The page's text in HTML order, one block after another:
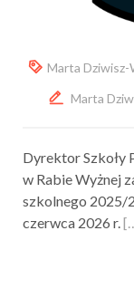
Marta
Marta
Dyrektor Szkoły
w Rabie Wyżnej
szkolnego 2025/
czerwca 2026 r.